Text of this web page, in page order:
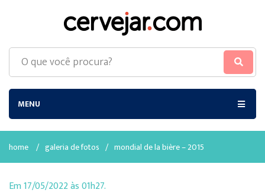
MENU
home / galeria de fotos / mondial de la bière – 2015
Em 17/05/2022 às 01h27.